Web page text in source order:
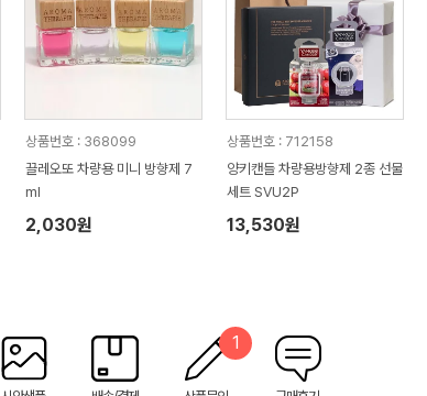
상품번호 : 368099
끌레오또 차량용 미니 방향제 7
ml
2,030원
상품번호 : 712158
양키캔들 차량용방향제 2종 선물
세트 SVU2P
13,530원
1